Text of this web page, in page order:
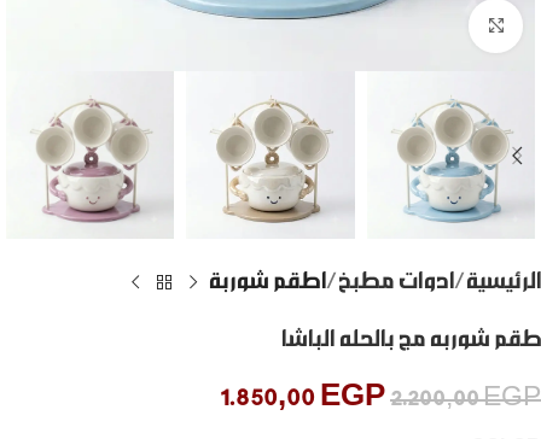
Click to enlarge
الرئيسية ادوات مطبخ اطقم شوربة
طقم شوربه مج بالحله الباشا
2.200,00EGP
1.850,00 EGP